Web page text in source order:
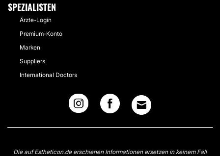
SPEZIALISTEN
Ärzte-Login
Premium-Konto
Marken
Suppliers
International Doctors
Die auf Estheticon.de erschienen Informationen ersetzen in keinem Fall